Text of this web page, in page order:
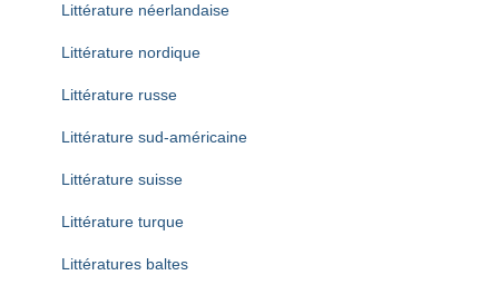
Littérature néerlandaise
Littérature nordique
Littérature russe
Littérature sud-américaine
Littérature suisse
Littérature turque
Littératures baltes